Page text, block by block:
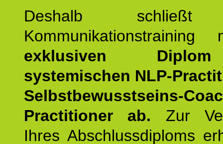
Deshalb schließt
exklusiven
systemischen NLP-
Selbstbewusstseins-
Practitioner ab. Zur
Ihres Abschlussdiploms